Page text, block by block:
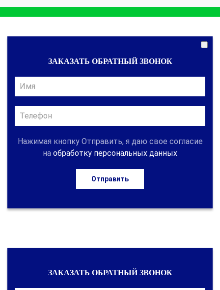
ЗАКАЗАТЬ ОБРАТНЫЙ ЗВОНОК
Нажимая кнопку Отправить, я даю свое согласие
на обработку персональных данных
Отправить
ЗАКАЗАТЬ ОБРАТНЫЙ ЗВОНОК